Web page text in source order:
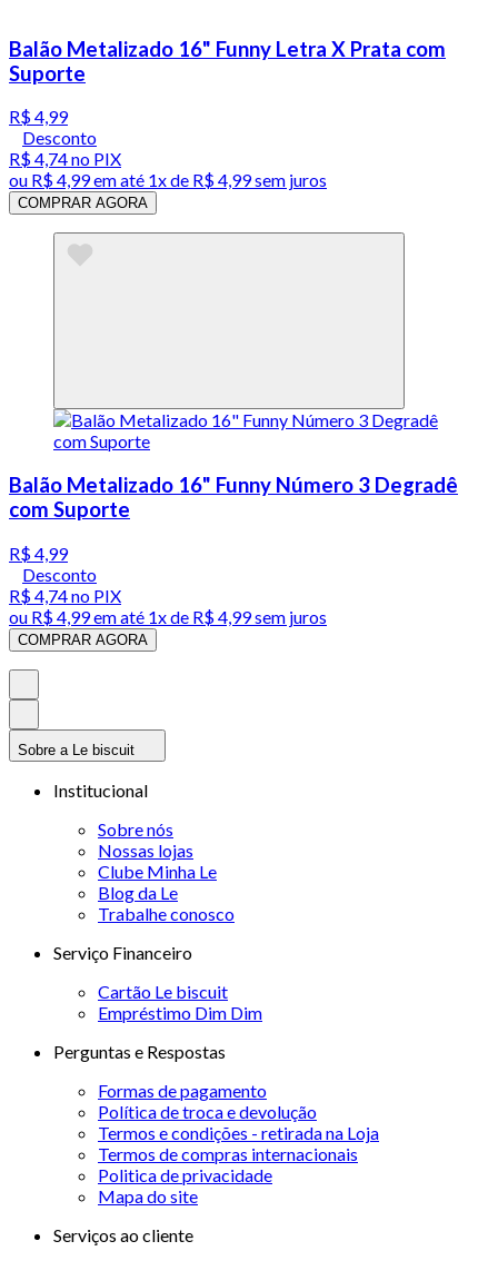
Balão Metalizado 16" Funny Letra X Prata com
Suporte
R$ 4,99
Desconto
R$ 4,74no PIX
ou R$ 4,99em até 1x de R$ 4,99sem juros
COMPRAR AGORA
Balão Metalizado 16" Funny Número 3 Degradê
com Suporte
R$ 4,99
Desconto
R$ 4,74no PIX
ou R$ 4,99em até 1x de R$ 4,99sem juros
COMPRAR AGORA
Sobre a Le biscuit
Institucional
Sobre nós
Nossas lojas
Clube Minha Le
Blog da Le
Trabalhe conosco
Serviço Financeiro
Cartão Le biscuit
Empréstimo Dim Dim
Perguntas e Respostas
Formas de pagamento
Política de troca e devolução
Termos e condições - retirada na Loja
Termos de compras internacionais
Politica de privacidade
Mapa do site
Serviços ao cliente